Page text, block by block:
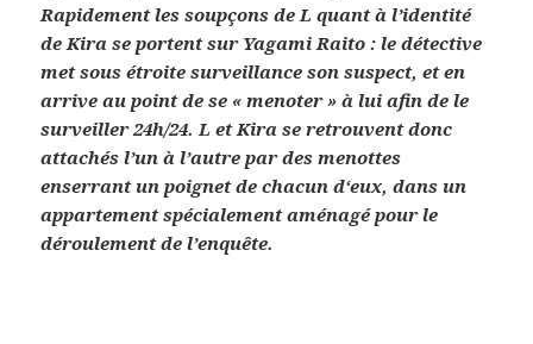
Rapidement les soupçons de L quant à l’identité
de Kira se portent sur Yagami Raito : le détective
met sous étroite surveillance son suspect, et en
arrive au point de se « menoter » à lui afin de le
surveiller 24h/24. L et Kira se retrouvent donc
attachés l’un à l’autre par des menottes
enserrant un poignet de chacun d‘eux, dans un
appartement spécialement aménagé pour le
déroulement de l’enquête.